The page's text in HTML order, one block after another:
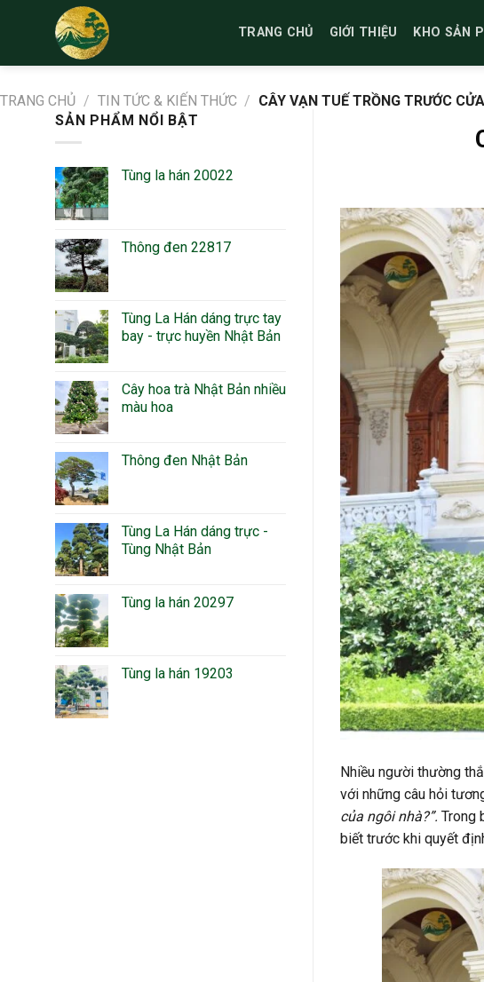
TRANG CHỦ GIỚI THIỆU KHO SẢN
TRANG CHỦ / TIN TỨC & KIẾN THỨC / CÂY VẠN TUẾ TRỒNG TRƯỚC
SẢN PHẨM NỔI BẬT
Tùng la hán 20022
Thông đen 22817
Tùng La Hán dáng trực tay
bay - trực huyền Nhật Bản
Cây hoa trà Nhật Bản nhiều
màu hoa
Thông đen Nhật Bản
Tùng La Hán dáng trực -
Tùng Nhật Bản
Tùng la hán 20297
Tùng la hán 19203
Nhiều người thường
với những câu hỏi
của ngôi nhà?”. Trong
biết trước khi quyết